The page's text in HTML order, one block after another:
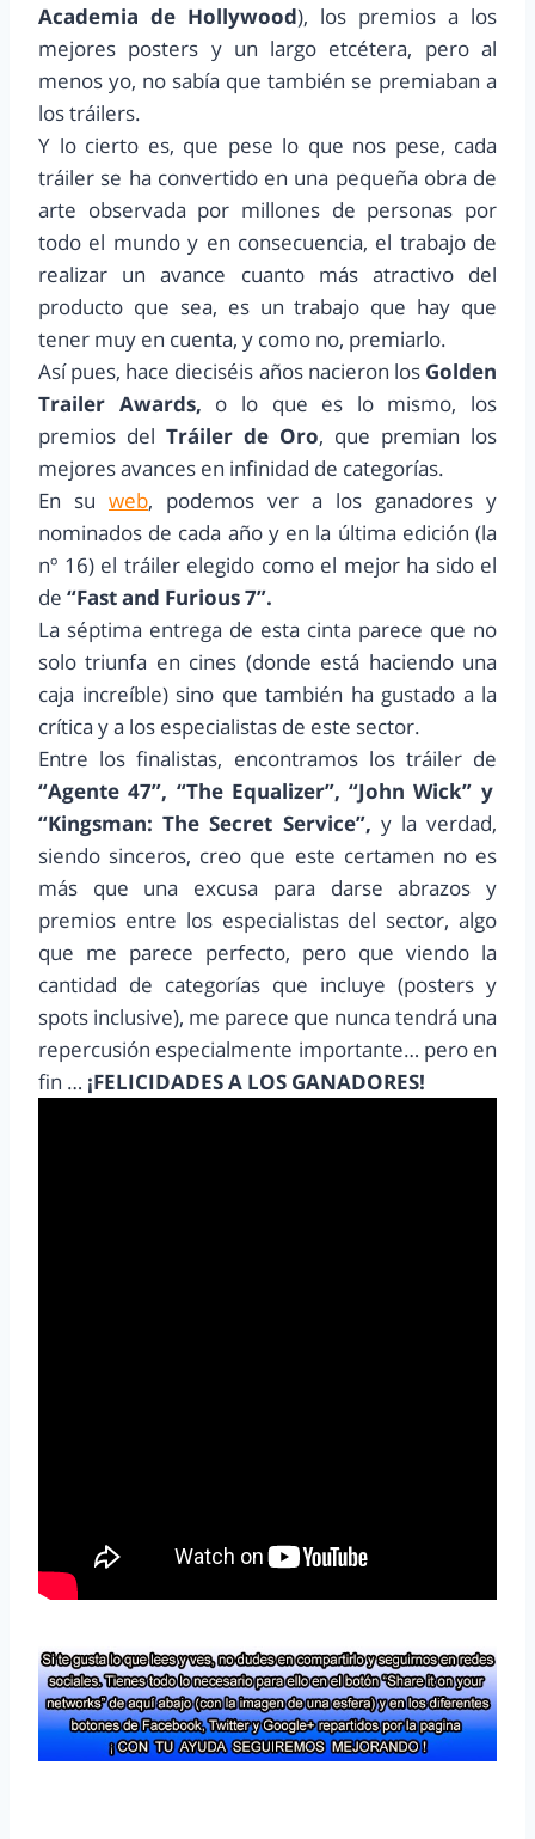
Academia de Hollywood), los premios a los
mejores posters y un largo etcétera, pero al
menos yo, no sabía que también se premiaban a
los tráilers.
Y lo cierto es, que pese lo que nos pese, cada
tráiler se ha convertido en una pequeña obra de
arte observada por millones de personas por
todo el mundo y en consecuencia, el trabajo de
realizar un avance cuanto más atractivo del
producto que sea, es un trabajo que hay que
tener muy en cuenta, y como no, premiarlo.
Así pues, hace dieciséis años nacieron los Golden
Trailer Awards, o lo que es lo mismo, los
premios del Tráiler de Oro, que premian los
mejores avances en infinidad de categorías.
En su web, podemos ver a los ganadores y
nominados de cada año y en la última edición (la
nº 16) el tráiler elegido como el mejor ha sido el
de “Fast and Furious 7”.
La séptima entrega de esta cinta parece que no
solo triunfa en cines (donde está haciendo una
caja increíble) sino que también ha gustado a la
crítica y a los especialistas de este sector.
Entre los finalistas, encontramos los tráiler de
“Agente 47”, “The Equalizer”, “John Wick” y
“Kingsman: The Secret Service”, y la verdad,
siendo sinceros, creo que este certamen no es
más que una excusa para darse abrazos y
premios entre los especialistas del sector, algo
que me parece perfecto, pero que viendo la
cantidad de categorías que incluye (posters y
spots inclusive), me parece que nunca tendrá una
repercusión especialmente importante… pero en
fin … ¡FELICIDADES A LOS GANADORES!